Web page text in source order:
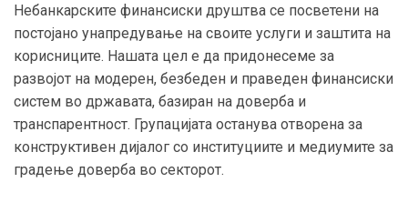
Небанкарските финансиски друштва се посветени на
постојано унапредување на своите услуги и заштита на
корисниците. Нашата цел е да придонесеме за
развојот на модерен, безбеден и праведен финансиски
систем во државата, базиран на доверба и
транспарентност. Групацијата останува отворена за
конструктивен дијалог со институциите и медиумите за
градење доверба во секторот.